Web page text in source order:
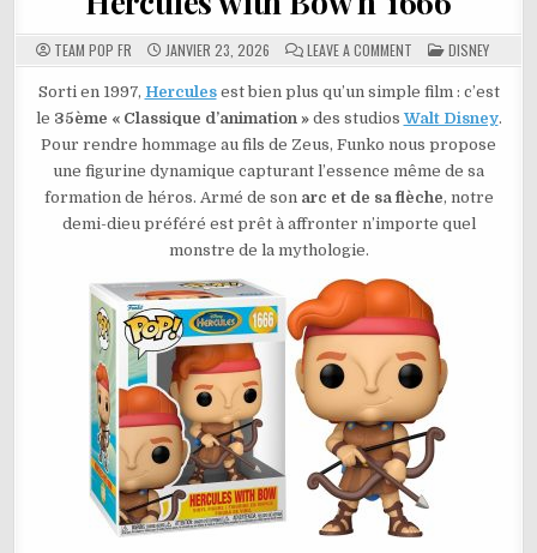
TEAM POP FR JANVIER 23, 2026 LEAVE A COMMENT
FUNKO
DISNEY
–
WITH
BOW
N°1666
POSTED
IN
DISNEY
Sorti en 1997, Herculesest bien plus qu’un simple film : c’est
le 35ème « Classique d’animation »des studios Walt Disney.
Pour rendre hommage au fils de Zeus, Funko nous propose
une figurine dynamique capturant l’essence même de sa
formation de héros. Armé de son arc et de sa flèche, notre
demi-dieu préféré est prêt à affronter n’importe quel
monstre de la mythologie.